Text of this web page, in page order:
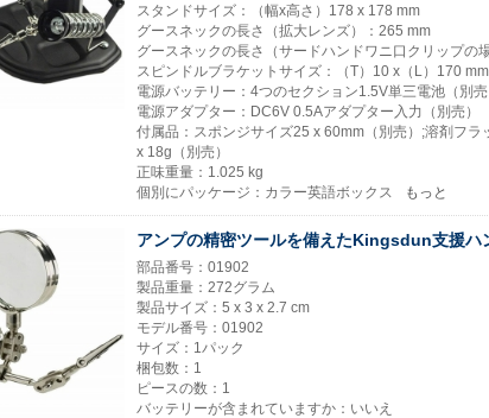
スタンドサイズ：（幅x高さ）178 x 178 mm
グースネックの長さ（拡大レンズ）：265 mm
グースネックの長さ（サードハンドワニ口クリップの
スピンドルブラケットサイズ：（T）10 x（L）170
電源バッテリー：4つのセクション1.5V単三電池（別
電源アダプター：DC6V 0.5Aアダプター入力（別売）
付属品：スポンジサイズ25 x 60mm（別売）;溶剤フ
x 18g（別売）
正味重量：1.025 kg
個別にパッケージ：カラー英語ボックス
もっと
アンプの精密ツールを備えたKingsdun支援ハ
部品番号：01902
製品重量：272グラム
製品サイズ：5 x 3 x 2.7 cm
モデル番号：01902
サイズ：1パック
梱包数：1
ピースの数：1
バッテリーが含まれていますか：いいえ